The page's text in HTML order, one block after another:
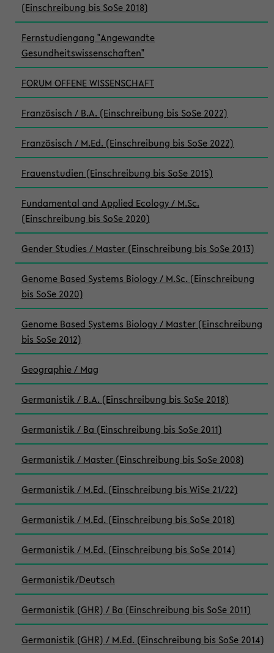
(Einschreibung bis SoSe 2018)
Fernstudiengang "Angewandte
Gesundheitswissenschaften"
FORUM OFFENE WISSENSCHAFT
Französisch / B.A. (Einschreibung bis SoSe 2022)
Französisch / M.Ed. (Einschreibung bis SoSe 2022)
Frauenstudien (Einschreibung bis SoSe 2015)
Fundamental and Applied Ecology / M.Sc.
(Einschreibung bis SoSe 2020)
Gender Studies / Master (Einschreibung bis SoSe 2013)
Genome Based Systems Biology / M.Sc. (Einschreibung
bis SoSe 2020)
Genome Based Systems Biology / Master (Einschreibung
bis SoSe 2012)
Geographie / Mag
Germanistik / B.A. (Einschreibung bis SoSe 2018)
Germanistik / Ba (Einschreibung bis SoSe 2011)
Germanistik / Master (Einschreibung bis SoSe 2008)
Germanistik / M.Ed. (Einschreibung bis WiSe 21/22)
Germanistik / M.Ed. (Einschreibung bis SoSe 2018)
Germanistik / M.Ed. (Einschreibung bis SoSe 2014)
Germanistik/Deutsch
Germanistik (GHR) / Ba (Einschreibung bis SoSe 2011)
Germanistik (GHR) / M.Ed. (Einschreibung bis SoSe 2014)